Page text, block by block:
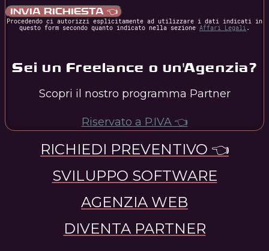
INVIA RICHIESTA 👈
Procedendo ci autorizzi esplicitamente ad utilizzare i dati indicati in
questo form secondo quanto indicato nella sezione Affari Legali.
Sei un Freelance o un'Agenzia?
Scopri il nostro programma Partner
Riservato a P.IVA 👈
RICHIEDI PREVENTIVO 👈
SVILUPPO SOFTWARE
AGENZIA WEB
DIVENTA PARTNER